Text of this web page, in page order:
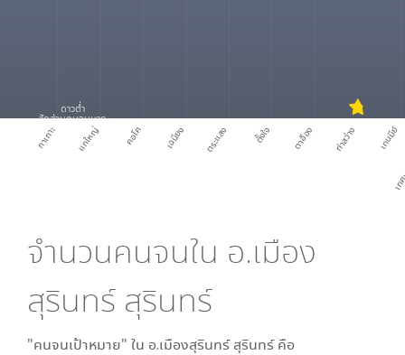
กาเกาะ แกใหญ่ คอโค เฉนียง ตระแสง ตั้งใจ ตาอ็อง ท่าสว่าง เทนมีย์
เท
ดาวต่ำ
สัดส่วนคนจนมาก
จำนวนคนจนใน อ.เมือง
สุรินทร์ สุรินทร์
"คนจนเป้าหมาย" ใน อ.เมืองสุรินทร์ สุรินทร์คือ